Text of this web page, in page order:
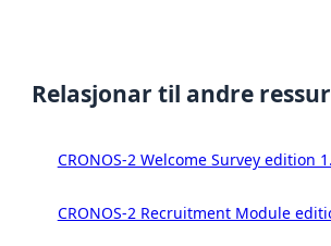
Relasjonar til andre
CRONOS-2 Welcome Survey edition
CRONOS-2 Recruitment Module